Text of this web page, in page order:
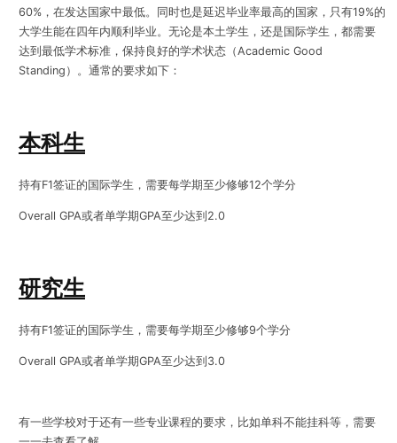
60%，在发达国家中最低。同时也是延迟毕业率最高的国家，只有19%的
大学生能在四年内顺利毕业。无论是本土学生，还是国际学生，都需要
达到最低学术标准，保持良好的学术状态（Academic Good
Standing）。通常的要求如下：
本科生
持有F1签证的国际学生，需要每学期至少修够12个学分
Overall GPA或者单学期GPA至少达到2.0
研究生
持有F1签证的国际学生，需要每学期至少修够9个学分
Overall GPA或者单学期GPA至少达到3.0
有一些学校对于还有一些专业课程的要求，比如单科不能挂科等，需要